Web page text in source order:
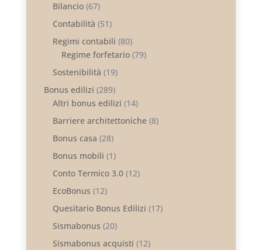
Bilancio(67)
Contabilità (51)
Regimi contabili (80)
Regime forfetario(79)
Sostenibilità (19)
Bonus edilizi (289)
Altri bonus edilizi (14)
Barriere architettoniche(8)
Bonus casa (28)
Bonus mobili (1)
Conto Termico 3.0(12)
EcoBonus (12)
Quesitario Bonus Edilizi (17)
Sismabonus (20)
Sismabonus acquisti (12)